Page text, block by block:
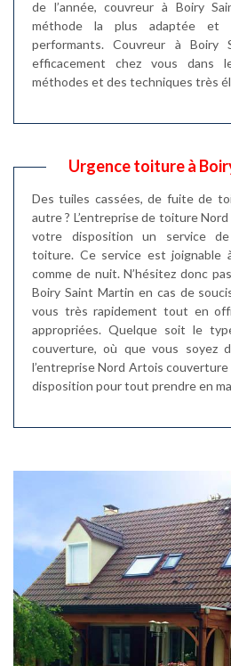
de l’année, couvreur à Boiry
méthode la plus adaptée et
performants. Couvreur à Boiry
efficacement chez vous dans
méthodes et des techniques très
Urgence toiture à
Des tuiles cassées, de fuite de
autre ? L’entreprise de toiture
votre disposition un service de
toiture. Ce service est joignable
comme de nuit. N’hésitez donc
Boiry Saint Martin en cas de
vous très rapidement tout en
appropriées. Quelque soit le
couverture, où que vous soyez
l’entreprise Nord Artois
disposition pour tout prendre en